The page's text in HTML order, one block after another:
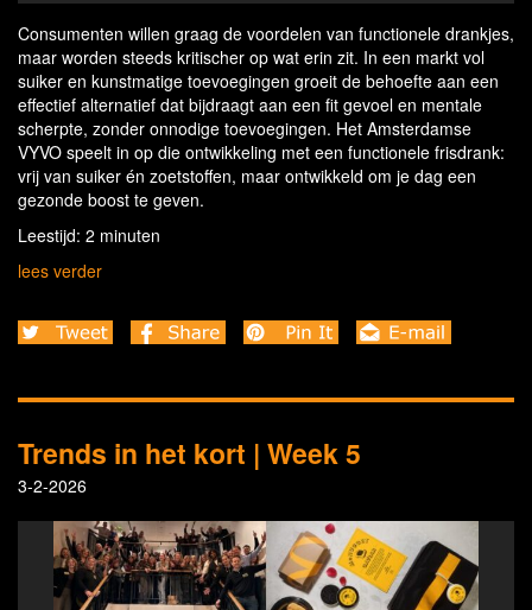
Consumenten willen graag de voordelen van functionele drankjes,
maar worden steeds kritischer op wat erin zit. In een markt vol
suiker en kunstmatige toevoegingen groeit de behoefte aan een
effectief alternatief dat bijdraagt aan een fit gevoel en mentale
scherpte, zonder onnodige toevoegingen. Het Amsterdamse
VYVO speelt in op die ontwikkeling met een functionele frisdrank:
vrij van suiker én zoetstoffen, maar ontwikkeld om je dag een
gezonde boost te geven.
Leestijd: 2 minuten
lees verder
Trends in het kort | Week 5
3-2-2026